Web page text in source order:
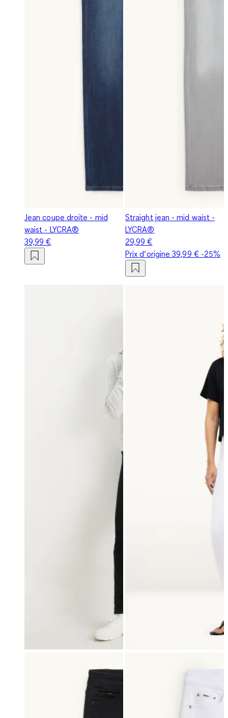
Jean coupe droite - mid
waist - LYCRA®
39,99 €
Straight jean - mid waist -
LYCRA®
29,99 €
Prix d‘origine39,99 €-25%